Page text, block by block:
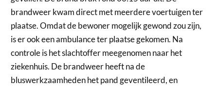
brandweer kwam direct met meerdere voertuigen ter
plaatse. Omdat de bewoner mogelijk gewond zou zijn,
is er ook een ambulance ter plaatse gekomen. Na
controle is het slachtoffer meegenomen naar het
ziekenhuis. De brandweer heeft na de
bluswerkzaamheden het pand geventileerd, en